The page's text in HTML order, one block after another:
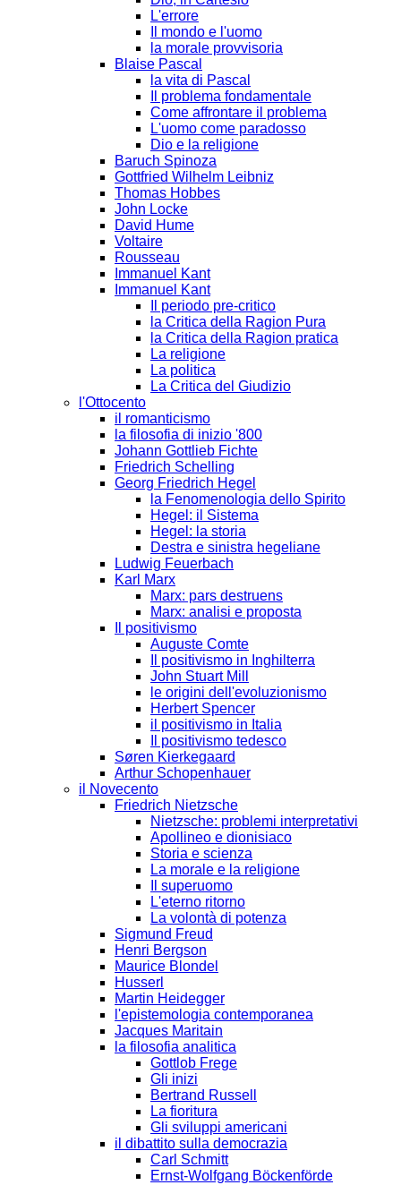
L'errore
Il mondo e l'uomo
la morale provvisoria
Blaise Pascal
la vita di Pascal
Il problema fondamentale
Come affrontare il problema
L'uomo come paradosso
Dio e la religione
Baruch Spinoza
Gottfried Wilhelm Leibniz
Thomas Hobbes
John Locke
David Hume
Voltaire
Rousseau
Immanuel Kant
Immanuel Kant
Il periodo pre-critico
la Critica della Ragion Pura
la Critica della Ragion pratica
La religione
La politica
La Critica del Giudizio
l'Ottocento
il romanticismo
la filosofia di inizio '800
Johann Gottlieb Fichte
Friedrich Schelling
Georg Friedrich Hegel
la Fenomenologia dello Spirito
Hegel: il Sistema
Hegel: la storia
Destra e sinistra hegeliane
Ludwig Feuerbach
Karl Marx
Marx: pars destruens
Marx: analisi e proposta
Il positivismo
Auguste Comte
Il positivismo in Inghilterra
John Stuart Mill
le origini dell'evoluzionismo
Herbert Spencer
il positivismo in Italia
Il positivismo tedesco
Søren Kierkegaard
Arthur Schopenhauer
il Novecento
Friedrich Nietzsche
Nietzsche: problemi interpretativi
Apollineo e dionisiaco
Storia e scienza
La morale e la religione
Il superuomo
L'eterno ritorno
La volontà di potenza
Sigmund Freud
Henri Bergson
Maurice Blondel
Husserl
Martin Heidegger
l'epistemologia contemporanea
Jacques Maritain
la filosofia analitica
Gottlob Frege
Gli inizi
Bertrand Russell
La fioritura
Gli sviluppi americani
il dibattito sulla democrazia
Carl Schmitt
Ernst-Wolfgang Böckenförde